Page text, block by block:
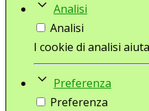
Analisi
Analisi
I cookie di analisi
Preferenza
Preferenza